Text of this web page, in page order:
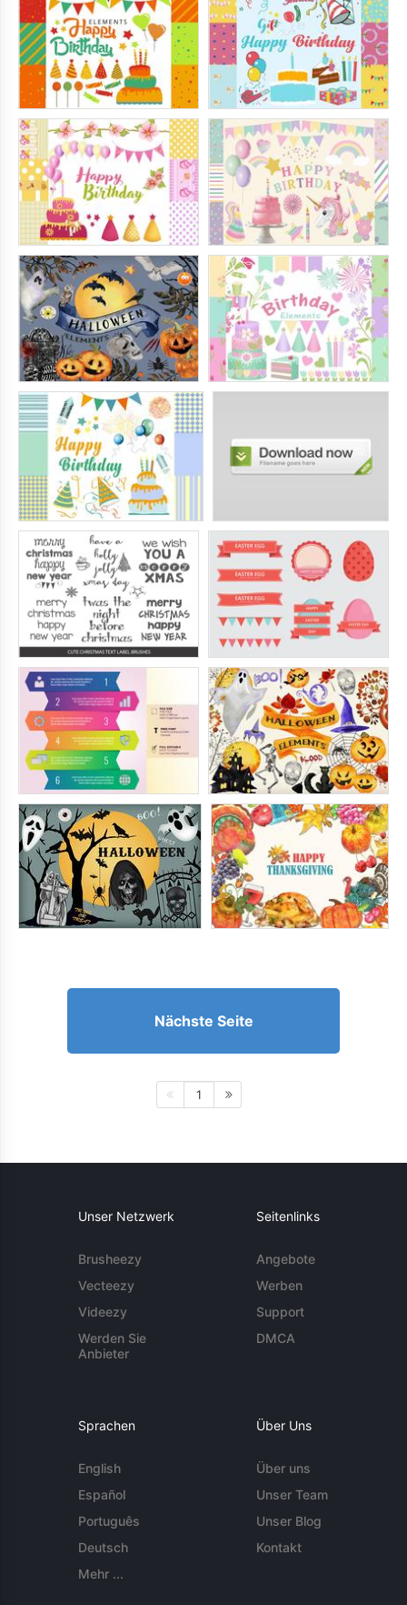
Nächste Seite
1
Unser Netzwerk
Brusheezy
Vecteezy
Videezy
Werden Sie
Anbieter
Seitenlinks
Angebote
Werben
Support
DMCA
Sprachen
English
Español
Português
Deutsch
Mehr ...
Über Uns
Über uns
Unser Team
Unser Blog
Kontakt